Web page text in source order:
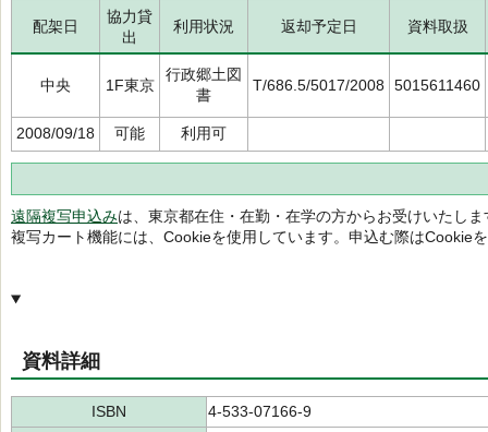
配架日
協力貸
出
利用状況 返却予定日 資料取扱
中央 1F東京
行政郷土図
書
T/686.5/5017/2008 5015611460
2008/09/18 可能 利用可
遠隔複写申込みは、東京都在住・在勤・在学の方からお受けいたしま
複写カート機能には、Cookieを使用しています。申込む際はCookie
資料詳細
ISBN
4-533-07166-9